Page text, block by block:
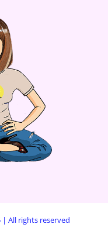
| All rights reserved